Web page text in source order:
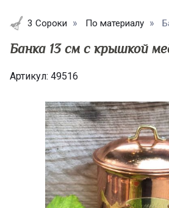
3 Сороки По материалу
Банка 13 см с крышкой
Артикул: 49516